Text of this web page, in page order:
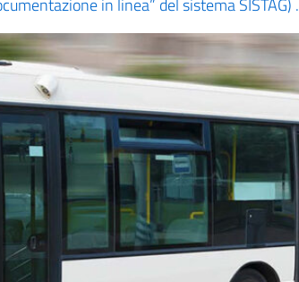
in linea” del sistema SISTAG) .